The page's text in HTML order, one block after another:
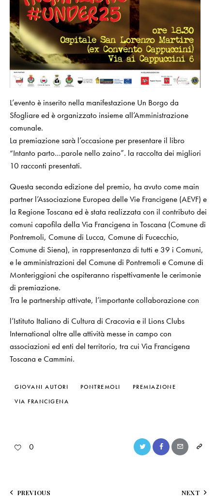
L’evento è inserito nella manifestazione Un Borgo da
Sfogliareed è organizzato insieme all’Amministrazione
comunale.
La premiazione sarà l’occasione per presentare il libro
“Intanto parto…parole nello zaino”. la raccolta dei migliori
10 racconti presentati.
Questa seconda edizione del premio, ha avuto come main
partner l’Associazione Europea delle Vie Francigene (AEVF) e
la Regione Toscana ed è stata realizzata con il contributo dei
comuni capofila della Via Francigena in Toscana (Comune di
Pontremoli, Comune di Lucca, Comune di Fucecchio,
Comune di Siena), in rappresentanza di tutti e 39 i Comuni,
e le amministrazioni del Comune di Pontremoli eComune di
Monteriggioni che ospiteranno rispettivamente le cerimonie
di premiazione.
Tra le partnership attivate, l’importante collaborazione con
l’Istituto Italiano di Cultura di Cracovia e il Lions Clubs
International oltre alle attività messe in campo con
associazioni ed enti del territorio, tra cui Via Francigena
Toscana e Cammini.
GIOVANI AUTORI PONTREMOLI
PREMIAZIONE
VIA FRANCIGENA
0
PREVIOUS NEXT